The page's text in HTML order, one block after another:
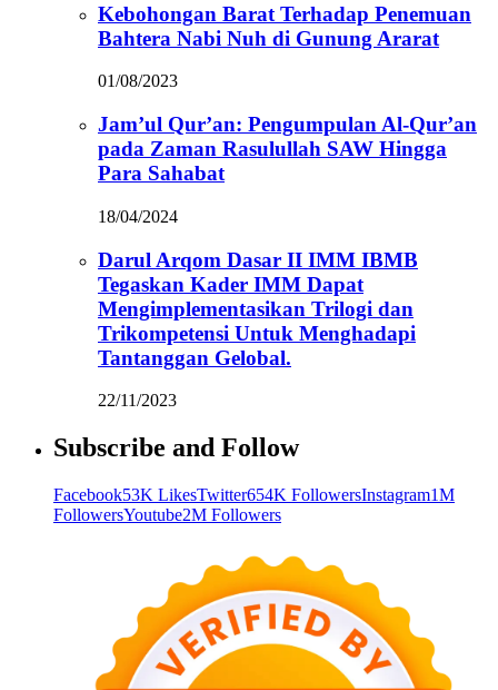
Kebohongan Barat Terhadap Penemuan
Bahtera Nabi Nuh di Gunung Ararat
01/08/2023
Jam’ul Qur’an: Pengumpulan Al-Qur’an
pada Zaman Rasulullah SAW Hingga
Para Sahabat
18/04/2024
Darul Arqom Dasar II IMM IBMB
Tegaskan Kader IMM Dapat
Mengimplementasikan Trilogi dan
Trikompetensi Untuk Menghadapi
Tantanggan Gelobal.
22/11/2023
Subscribe and Follow
Facebook53K LikesTwitter654K FollowersInstagram1M
FollowersYoutube2M Followers